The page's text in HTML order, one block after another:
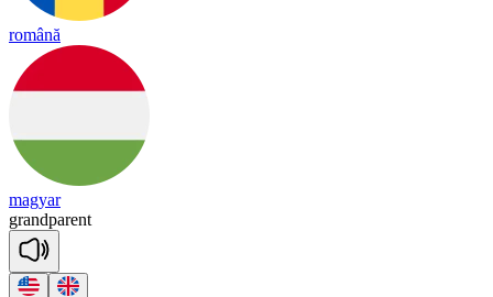
română
magyar
grandparent